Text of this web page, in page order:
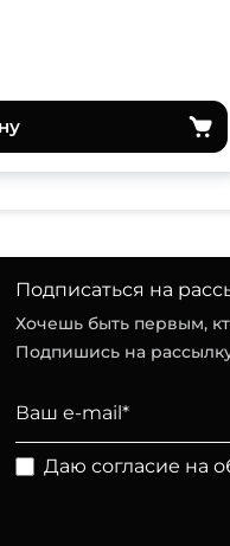
Подписаться на
Хочешь быть первым,
Подпишись на
Даю согласие на